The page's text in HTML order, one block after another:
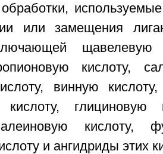
или замещения
щавелевую
кислоту,
винную
кислоту, глициновую
кислоту,
и ангидриды этих